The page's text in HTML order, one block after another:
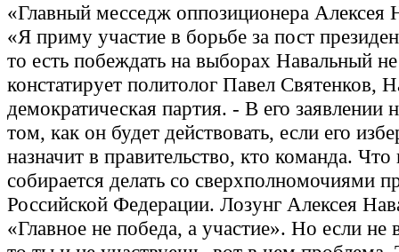
«Главный месседж оппозиционера Алексея
«Я приму участие в борьбе за пост
то есть побеждать на выборах Навальный
констатирует политолог Павел Святенков,
демократическая партия. - В его заявлении
том, как он будет действовать, если его
назначит в правительство, кто команда.
собирается делать со сверхполномочиями
Российской Федерации. Лозунг Алексея
«Главное не победа, а участие». Но если не